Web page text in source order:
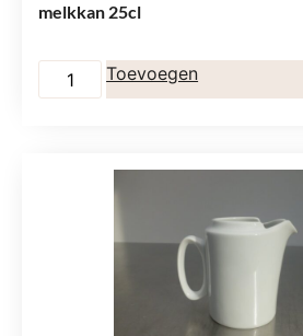
melkkan 25cl
Toevoegen